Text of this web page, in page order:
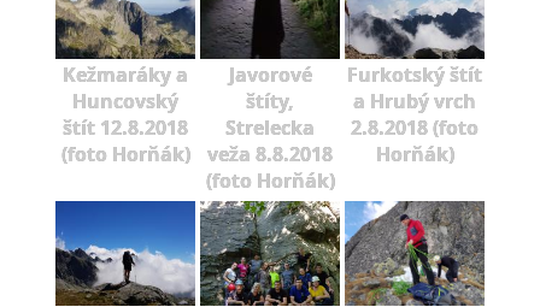
Kežmaráky a
Huncovský
štít 12.8.2018
(foto Horňák)
Javorové
štíty,
Strelecka
veža 8.8.2018
(foto Horňák)
Furkotský štít
a Hrubý vrch
2.8.2018 (foto
Horňák)